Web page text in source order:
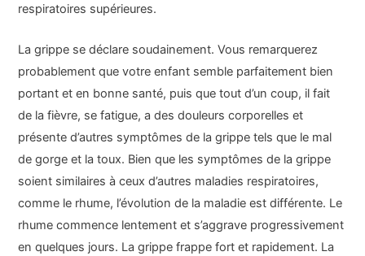
respiratoires supérieures.
La grippe se déclare soudainement. Vous remarquerez
probablement que votre enfant semble parfaitement bien
portant et en bonne santé, puis que tout d’un coup, il fait
de la fièvre, se fatigue, a des douleurs corporelles et
présente d’autres symptômes de la grippe tels que le mal
de gorge et la toux. Bien que les symptômes de la grippe
soient similaires à ceux d’autres maladies respiratoires,
comme le rhume, l’évolution de la maladie est différente. Le
rhume commence lentement et s’aggrave progressivement
en quelques jours. La grippe frappe fort et rapidement. La